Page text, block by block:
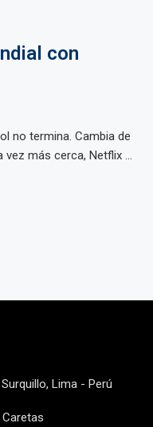
con
no termina. Cambia de
vez más cerca, Netflix ...
Lima - Perú